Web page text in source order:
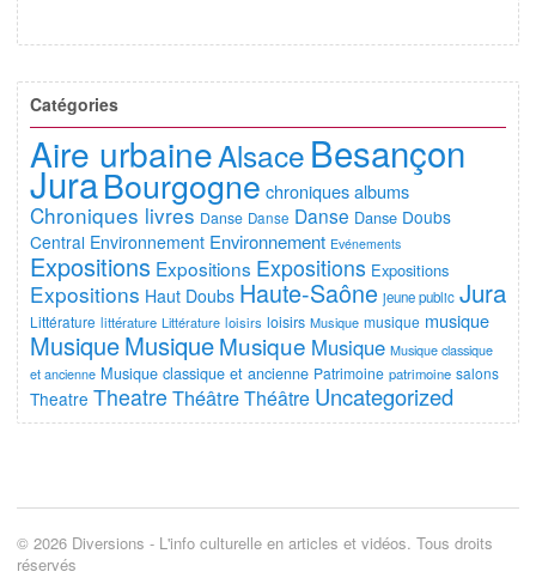
Catégories
Aire urbaineAlsace Besançon
JuraBourgogne chroniques albums
Chroniques livres Danse Danse Danse Danse Doubs
Central Environnement Environnement Evénements
Expositions Expositions Expositions Expositions
Expositions Haut Doubs Haute-Saône jeune public Jura
Littérature littérature Littérature loisirs loisirs Musique musique musique
MusiqueMusiqueMusique Musique Musique classique
et ancienne Musique classique et ancienne Patrimoine patrimoine salons
Theatre Theatre ThéâtreThéâtre Uncategorized
© 2026 Diversions - L'info culturelle en articles et vidéos. Tous droits
réservés